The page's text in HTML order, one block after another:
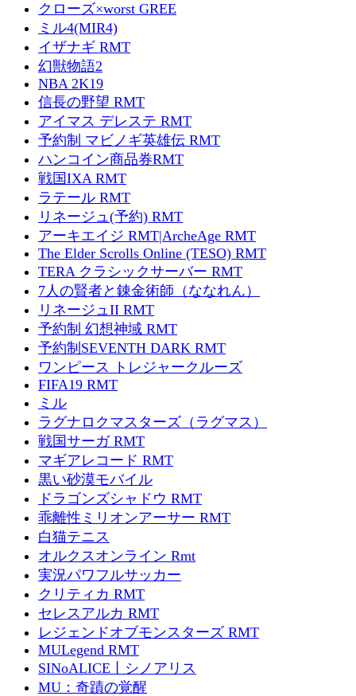
クローズ×worst GREE
ミル4(MIR4)
イザナギ RMT
幻獣物語2
NBA 2K19
信長の野望 RMT
アイマス デレステ RMT
予約制 マビノギ英雄伝 RMT
ハンコイン商品券RMT
戦国IXA RMT
ラテール RMT
リネージュ(予約) RMT
アーキエイジ RMT|ArcheAge RMT
The Elder Scrolls Online (TESO) RMT
TERA クラシックサーバー RMT
7人の賢者と錬金術師（ななれん）
リネージュII RMT
予約制 幻想神域 RMT
予約制SEVENTH DARK RMT
ワンピース トレジャークルーズ
FIFA19 RMT
ミル
ラグナロクマスターズ（ラグマス）
戦国サーガ RMT
マギアレコード RMT
黒い砂漠モバイル
ドラゴンズシャドウ RMT
乖離性ミリオンアーサー RMT
白猫テニス
オルクスオンライン Rmt
実況パワフルサッカー
クリティカ RMT
セレスアルカ RMT
レジェンドオブモンスターズ RMT
MULegend RMT
SINoALICE丨シノアリス
MU：奇蹟の覚醒